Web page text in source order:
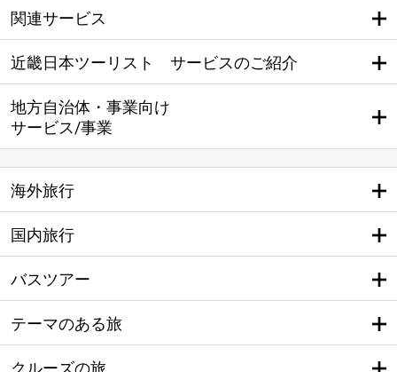
関連サービス
近畿日本ツーリスト サービスのご紹介
地方自治体・事業向け
サービス/事業
海外旅行
国内旅行
バスツアー
テーマのある旅
クルーズの旅